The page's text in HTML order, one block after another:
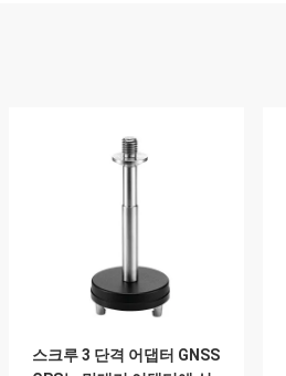
스크루 3 단격 어댑터 GNSS